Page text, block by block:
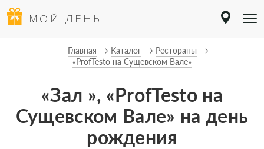
МОЙ ДЕНЬ
Главная Каталог
Рестораны
«ProfTesto на Сущевском Вале»
«Зал », «ProfTesto на
Сущевском Вале» на день
рождения